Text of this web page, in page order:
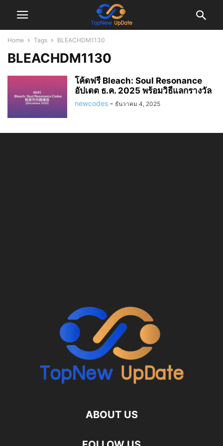
Home Tags BLEACHDM1130
BLEACHDM1130
โค้ดฟรี Bleach: Soul Resonance
อัปเดต ธ.ค. 2025 พร้อมวิธีแลกรางวัล
newcodes - ธันวาคม 4, 2025
ABOUT US